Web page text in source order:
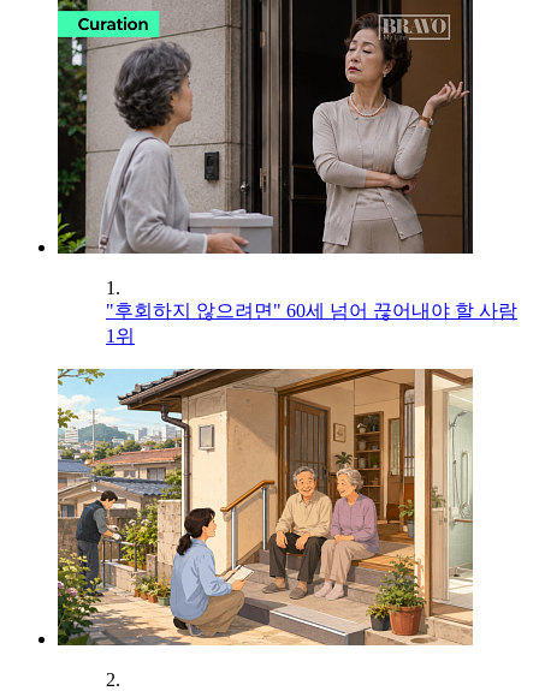
1.
"후회하지 않으려면" 60세 넘어 끊어내야 할 사람
1위
2.